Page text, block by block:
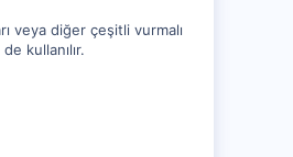
veya diğer çeşitli vurmalı
kullanılır.